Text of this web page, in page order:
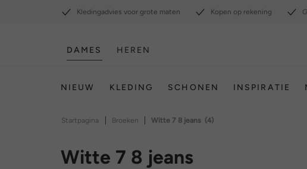
Kledingadvies voor grote maten Kopen op rekening
DAMES HEREN
NIEUW KLEDING SCHONEN INSPIRATIE
Startpagina | Broeken | Witte 7 8 jeans (4)
Witte 7 8 jeans